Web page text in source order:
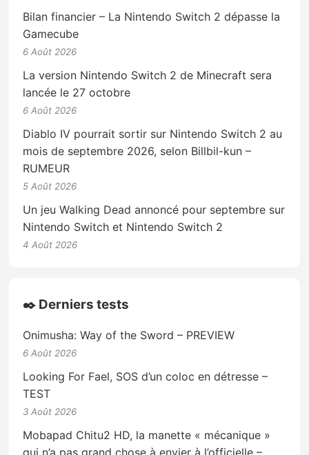
Bilan financier – La Nintendo Switch 2 dépasse la
Gamecube
6 Août 2026
La version Nintendo Switch 2 de Minecraft sera
lancée le 27 octobre
6 Août 2026
Diablo IV pourrait sortir sur Nintendo Switch 2 au
mois de septembre 2026, selon Billbil-kun –
RUMEUR
5 Août 2026
Un jeu Walking Dead annoncé pour septembre sur
Nintendo Switch et Nintendo Switch 2
4 Août 2026
✒️ Derniers tests
Onimusha: Way of the Sword – PREVIEW
6 Août 2026
Looking For Fael, SOS d’un coloc en détresse –
TEST
3 Août 2026
Mobapad Chitu2 HD, la manette « mécanique »